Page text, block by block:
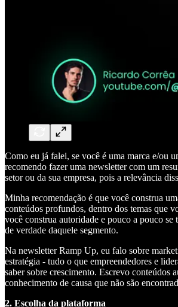
Como eu já falei, se você é uma marca e/ou
recomendo fazer uma newsletter com um
setor ou da sua empresa, pois a relevância
Minha recomendação é que você construa
conteúdos profundos, dentro dos temas que
você construa autoridade e pouco a pouco se
de verdade daquele segmento.
Na newsletter Ramp Up, eu falo sobre
estratégia - tudo o que empreendedores e
saber sobre crescimento. Escrevo conteúdos
conhecimento de causa que não são
2. Escolha da plataforma